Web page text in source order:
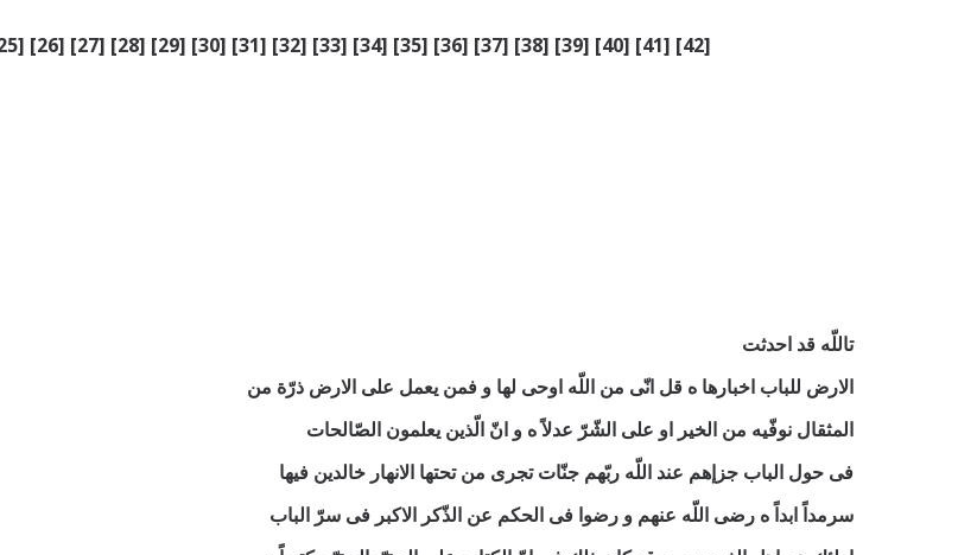
[26] [27] [28] [29] [30] [31] [32] [33] [34] [35] [36] [37] [38] [39] [40] [41] [42]
تاللّه قد احدثت
الارض للباب اخبارها ه قل انّی من اللّه اوحی لها و فمن يعمل علی الارض ذرّة من
المثقال نوفّيه من الخير او علی الشّرّ عدلاً ه و انّ الّذين يعلمون الصّالحات
فی حول الباب جزإهم عند اللّه ربّهم جنّات تجری من تحتها الانهار خالدين فيها
سرمداً ابداً ه رضی اللّه عنهم و رضوا فی الحكم عن الذّكر الاكبر فی سرّ الباب